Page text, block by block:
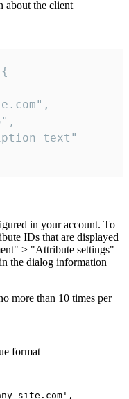
about the client
text"
in your account. To
IDs that are displayed
> "Attribute settings"
the dialog information
more than 10 times per
format
site.com',